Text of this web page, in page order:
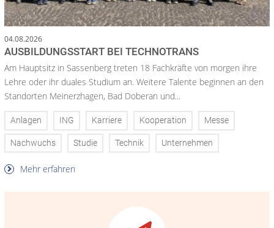
04.08.2026
AUSBILDUNGSSTART BEI TECHNOTRANS
Am Hauptsitz in Sassenberg treten 18 Fachkräfte von morgen ihre
Lehre oder ihr duales Studium an. Weitere Talente beginnen an den
Standorten Meinerzhagen, Bad Doberan und...
Anlagen ING Karriere Kooperation Messe
Nachwuchs Studie Technik Unternehmen
Mehr erfahren